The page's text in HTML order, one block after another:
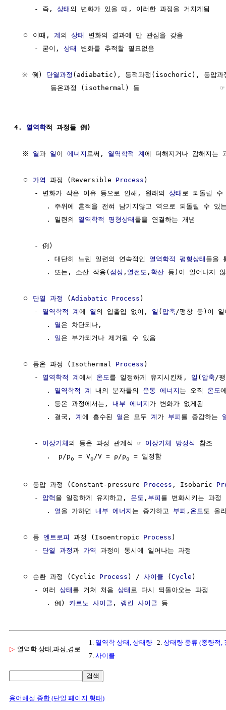
     - 즉,
상태 의 변화가 있을 때, 이러한 과정을 거치게됨
  ㅇ 이때,
계 의 상태
변화의 결과에 만 관심을 갖음
     - 굳이,
상태 변화를 추적할 필요없음
  ※ 例)
단열과정 (adiabatic), 등적과정(isochoric), 등압
등온과정 (isothermal) 등                    ☞
4. 열역학적 과정들 例)
  ※
열과 일 이 에너지 로써, 열역학적 계에 더해지거나 감해지는
  ㅇ
가역 과정 (Reversible Process )
     - 변화가 작은 이유 등으로 인해, 원래의
상태 로 되돌릴 수
. 주위에 흔적을 전혀 남기지않고 역으로 되돌릴 수 있
        . 일련의
열역학적 평형상태 들을 연결하는 개념
     - 例)
        . 대단히 느린 일련의 연속적인
열역학적 평형상태 들을
        . 또는, 소산 작용(
점성 , 열전도 , 확산 등)이 일어나지
  ㅇ
단열 과정 (Adiabatic Process )
     -
열역학적 계에 열 의 입출입 없이, 일 ( 압축 /팽창 등)이 일
        .
열 은 차단되나,
        .
일 은 부가되거나 제거될 수 있음
  ㅇ 등온 과정 (Isothermal
Process )
     -
열역학적 계에서 온도 를 일정하게 유지시킨채, 일 ( 압축 /
        .
열역학적 계 내의 분자들의 운동 에너지 는 오직 온도
        . 등온 과정에서는,
내부 에너지 가 변화가 없게됨
        . 결국,
계에 흡수된 열 은 모두 계 가 부피 를 증감하는
     -
이상기체 의 등온 과정 관계식 ☞ 이상기체 방정식
참조
        .  p/p
o = Vo /V = ρ/ρo = 일정함
  ㅇ 등압 과정 (Constant-pressure
Process , Isobaric
     -
압력 을 일정하게 유지하고, 온도 , 부피 를 변화시키는 과정
        .
열 을 가하면 내부 에너지 는 증가하고 부피 , 온도도 올
  ㅇ 등
엔트로피 과정 (Isoentropic Process )
     -
단열 과정과 가역 과정이 동시에 일어나는 과정
  ㅇ 순환 과정 (Cyclic
Process ) / 사이클 ( Cycle )
     - 여러
상태 를 거쳐 처음 상태 로 다시 되돌아오는 과정
        . 例)
카르노 사이클 , 랭킨 사이클
▷ 열역학 상태,과정,경로
1. 열역학 상태, 상태량 2. 상태량 종류 (종량적,
7. 사이클
검색
용어해설 종합 (단일 페이지 형태)